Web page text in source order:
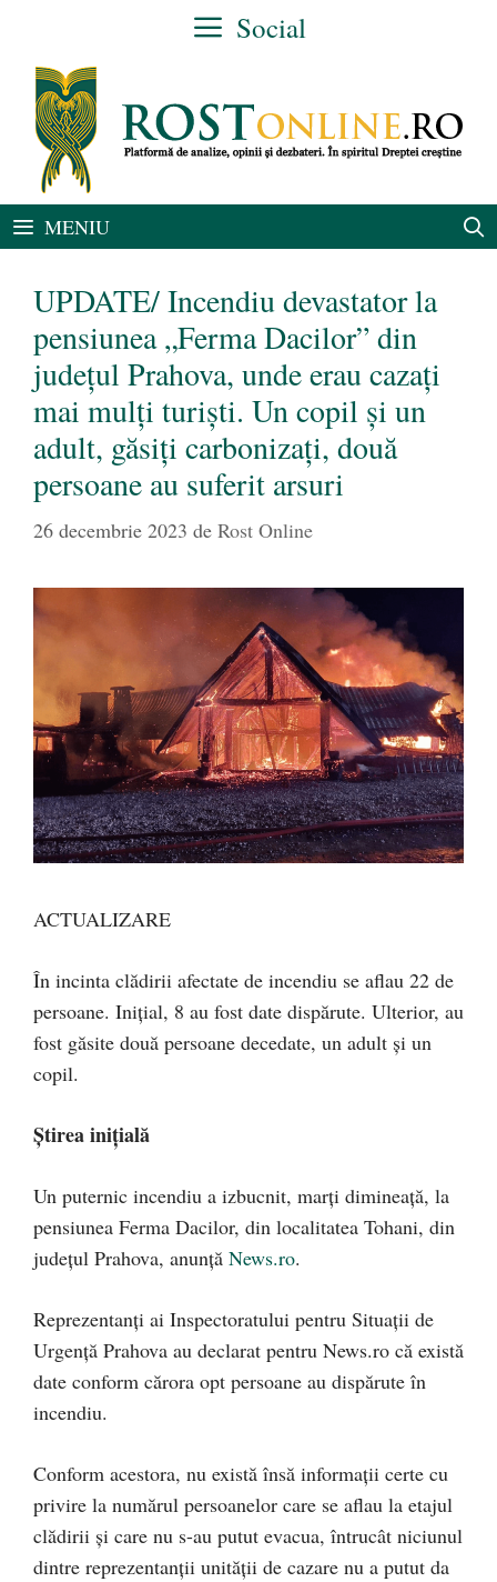
conținut
Social
MENIU
UPDATE/ Incendiu devastator la
pensiunea „Ferma Dacilor” din
județul Prahova, unde erau cazați
mai mulți turiști. Un copil şi un
adult, găsiţi carbonizaţi, două
persoane au suferit arsuri
26 decembrie 2023 de Rost Online
ACTUALIZARE
În incinta clădirii afectate de incendiu se aflau 22 de
persoane. Inițial, 8 au fost date dispărute. Ulterior, au
fost găsite două persoane decedate, un adult și un
copil.
Știrea inițială
Un puternic incendiu a izbucnit, marţi dimineaţă, la
pensiunea Ferma Dacilor, din localitatea Tohani, din
judeţul Prahova, anunță News.ro.
Reprezentanţi ai Inspectoratului pentru Situaţii de
Urgenţă Prahova au declarat pentru News.ro că există
date conform cărora opt persoane au dispărute în
incendiu.
Conform acestora, nu există însă informaţii certe cu
privire la numărul persoanelor care se aflau la etajul
clădirii şi care nu s-au putut evacua, întrucât niciunul
dintre reprezentanţii unităţii de cazare nu a putut da